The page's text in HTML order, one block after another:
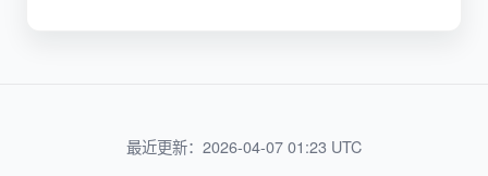
最近更新：2026-04-07 01:23 UTC